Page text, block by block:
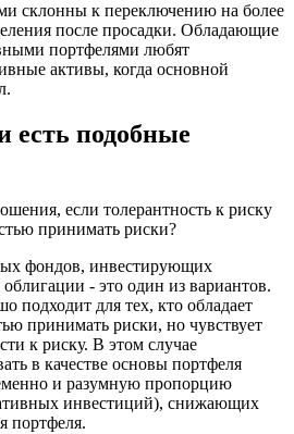
склонны к переключению на более
после просадки. Обладающие
портфелями любят
активы, когда основной
есть подобные
если толерантность к риску
принимать риски?
фондов, инвестирующих
- это один из вариантов.
подходит для тех, кто обладает
принимать риски, но чувствует
к риску. В этом случае
в качестве основы портфеля
и разумную пропорцию
инвестиций), снижающих
портфеля.